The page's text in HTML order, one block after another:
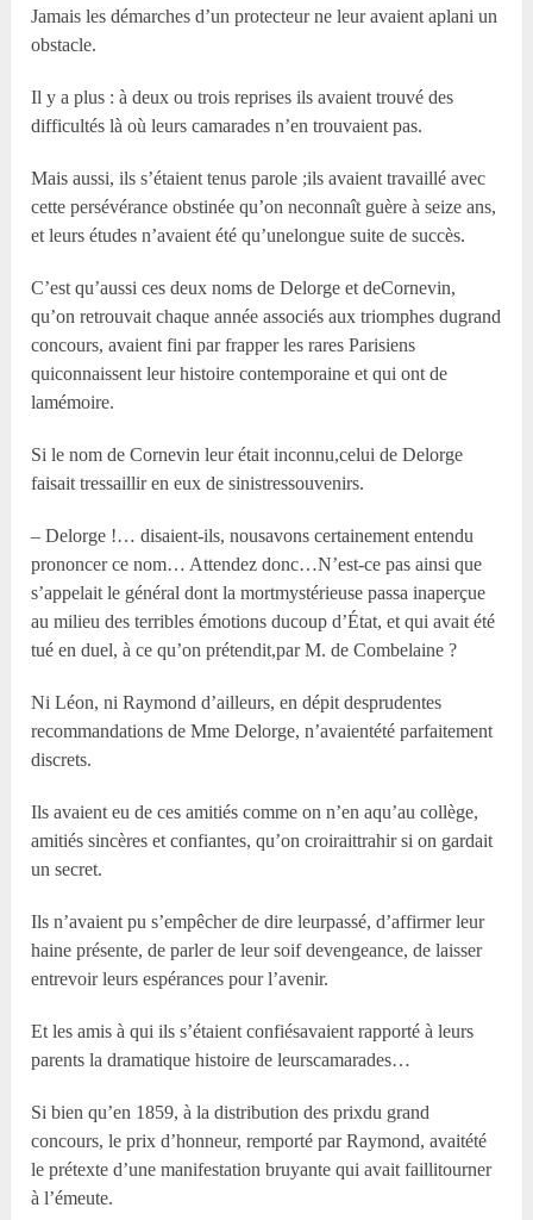
Jamais les démarches d’un protecteur ne leur avaient aplani un
obstacle.
Il y a plus : à deux ou trois reprises ils avaient trouvé des
difficultés là où leurs camarades n’en trouvaient pas.
Mais aussi, ils s’étaient tenus parole ;ils avaient travaillé avec
cette persévérance obstinée qu’on neconnaît guère à seize ans,
et leurs études n’avaient été qu’unelongue suite de succès.
C’est qu’aussi ces deux noms de Delorge et deCornevin,
qu’on retrouvait chaque année associés aux triomphes dugrand
concours, avaient fini par frapper les rares Parisiens
quiconnaissent leur histoire contemporaine et qui ont de
lamémoire.
Si le nom de Cornevin leur était inconnu,celui de Delorge
faisait tressaillir en eux de sinistressouvenirs.
– Delorge !… disaient-ils, nousavons certainement entendu
prononcer ce nom… Attendez donc…N’est-ce pas ainsi que
s’appelait le général dont la mortmystérieuse passa inaperçue
au milieu des terribles émotions ducoup d’État, et qui avait été
tué en duel, à ce qu’on prétendit,par M. de Combelaine ?
Ni Léon, ni Raymond d’ailleurs, en dépit desprudentes
recommandations de Mme Delorge, n’avaientété parfaitement
discrets.
Ils avaient eu de ces amitiés comme on n’en aqu’au collège,
amitiés sincères et confiantes, qu’on croiraittrahir si on gardait
un secret.
Ils n’avaient pu s’empêcher de dire leurpassé, d’affirmer leur
haine présente, de parler de leur soif devengeance, de laisser
entrevoir leurs espérances pour l’avenir.
Et les amis à qui ils s’étaient confiésavaient rapporté à leurs
parents la dramatique histoire de leurscamarades…
Si bien qu’en 1859, à la distribution des prixdu grand
concours, le prix d’honneur, remporté par Raymond, avaitété
le prétexte d’une manifestation bruyante qui avait faillitourner
à l’émeute.